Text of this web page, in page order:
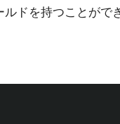
ドを持つことがで